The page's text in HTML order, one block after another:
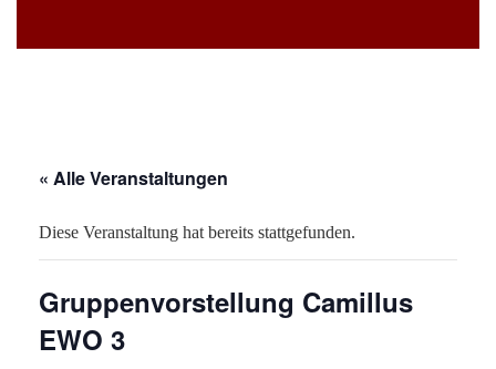
« Alle Veranstaltungen
Diese Veranstaltung hat bereits stattgefunden.
Gruppenvorstellung Camillus
EWO 3